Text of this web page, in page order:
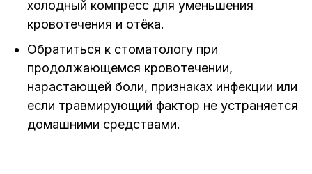
холодный компресс для уменьшения
кровотечения и отёка.
Обратиться к стоматологу при
продолжающемся кровотечении,
нарастающей боли, признаках инфекции или
если травмирующий фактор не устраняется
домашними средствами.